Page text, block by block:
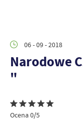
06 - 09 - 2018
Narodowe
"
Ocena 0/5